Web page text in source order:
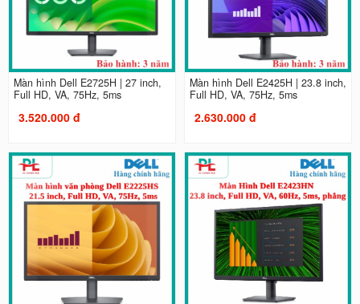
Màn hình Dell E2725H | 27 inch,
Full HD, VA, 75Hz, 5ms
3.520.000 đ
Màn hình Dell E2425H | 23.8 inch,
Full HD, VA, 75Hz, 5ms
2.630.000 đ